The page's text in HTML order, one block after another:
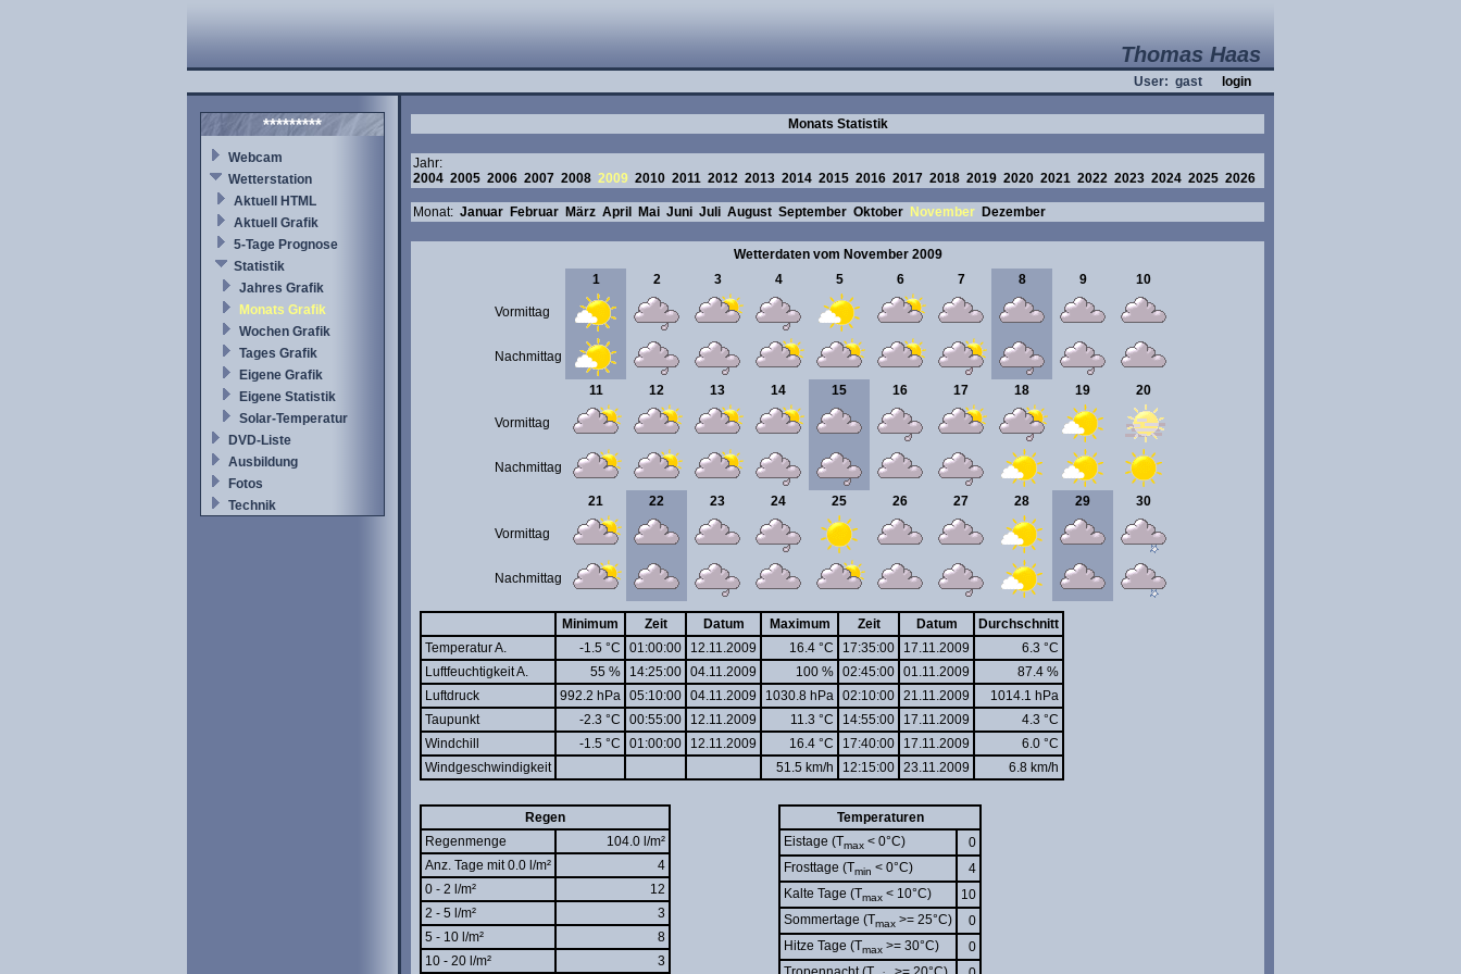
Thomas Haas
User: gast login
*********
Webcam
Wetterstation
Aktuell HTML
Aktuell Grafik
5-Tage Prognose
Statistik
Jahres Grafik
Monats Grafik
Wochen Grafik
Tages Grafik
Eigene Grafik
Eigene Statistik
Solar-Temperatur
DVD-Liste
Ausbildung
Fotos
Technik
Monats Statistik
Jahr:
2004 2005 2006 2007 2008 2009 2010 2011 2012 2013 2014 2015 2016 2017 2018 2019 2020 2021 2022 2023 2024 2025 2026
Monat: Januar Februar März April Mai Juni Juli August September Oktober November Dezember
Wetterdaten vom November 2009
1
2 3 4 5 6 7 8 9 10
Vormittag
Nachmittag
11 12 13 14 15 16 17 18 19 20
Vormittag
Nachmittag
21 22 23 24 25 26 27 28 29 30
Vormittag
Nachmittag
Minimum Zeit Datum Maximum Zeit Datum
Durchschnitt
Temperatur A.
-1.5 °C 01:00:00 12.11.2009 16.4 °C 17:35:00 17.11.2009
6.3 °C
Luftfeuchtigkeit A.
55 % 14:25:00 04.11.2009 100 % 02:45:00 01.11.2009
87.4 %
Luftdruck
992.2 hPa 05:10:00 04.11.2009 1030.8 hPa 02:10:00 21.11.2009
1014.1 hPa
Taupunkt
-2.3 °C 00:55:00 12.11.2009 11.3 °C 14:55:00 17.11.2009
4.3 °C
Windchill
-1.5 °C 01:00:00 12.11.2009 16.4 °C 17:40:00 17.11.2009
6.0 °C
Windgeschwindigkeit
51.5 km/h 12:15:00 23.11.2009 6.8 km/h
Regen
Regenmenge
104.0 l/m²
Anz. Tage mit 0.0 l/m²
4
0 - 2 l/m²
12
2 - 5 l/m²
3
5 - 10 l/m²
8
10 - 20 l/m²
3
Temperaturen
Eistage (Tmax < 0°C)
0
Frosttage (Tmin < 0°C)
4
Kalte Tage (Tmax < 10°C)
10
Sommertage (Tmax >= 25°C)
0
Hitze Tage (Tmax >= 30°C)
0